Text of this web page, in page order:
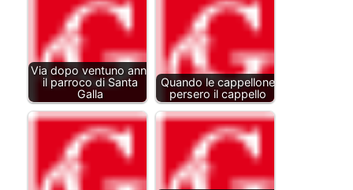
Via dopo ventuno anni
il parroco di Santa
Galla
Quando le cappellone
persero il cappello